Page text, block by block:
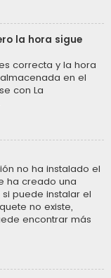
la hora sigue
correcta y la hora
en el
con La
no ha instalado el
ha creado una
puede instalar el
no existe,
encontrar más